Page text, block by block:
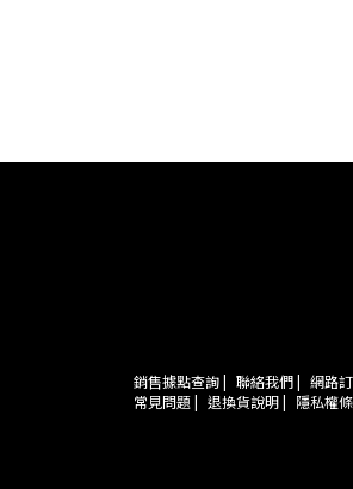
銷售據點查詢 | 聯絡我們 | 網路
常見問題 | 退換貨說明 | 隱私權